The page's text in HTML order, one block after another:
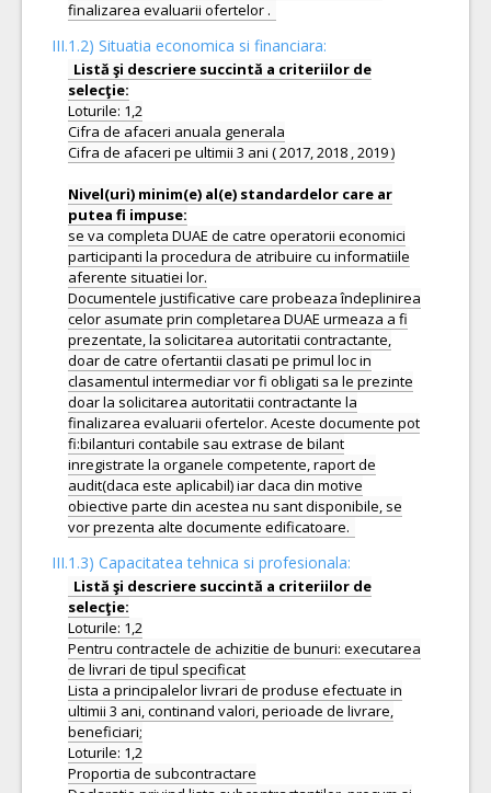
III.1.2) Situatia economica si financiara:
Listă şi descriere succintă a criteriilor de
Loturile: 1,2
Cifra de afaceri anuala generala
Cifra de afaceri pe ultimii 3 ani ( 2017, 2018 , 2019 )
Nivel(uri) minim(e) al(e) standardelor care ar
se va completa DUAE de catre operatorii economici
participanti la procedura de atribuire cu informatiile
aferente situatiei lor.
Documentele justificative care probeaza îndeplinirea
celor asumate prin completarea DUAE urmeaza a fi
prezentate, la solicitarea autoritatii contractante,
doar de catre ofertantii clasati pe primul loc in
clasamentul intermediar vor fi obligati sa le prezinte
doar la solicitarea autoritatii contractante la
finalizarea evaluarii ofertelor. Aceste documente pot
fi:bilanturi contabile sau extrase de bilant
inregistrate la organele competente, raport de
audit(daca este aplicabil) iar daca din motive
obiective parte din acestea nu sant disponibile, se
III.1.3) Capacitatea tehnica si profesionala:
Listă şi descriere succintă a criteriilor de
Loturile: 1,2
Pentru contractele de achizitie de bunuri: executarea
de livrari de tipul specificat
Lista a principalelor livrari de produse efectuate in
ultimii 3 ani, continand valori, perioade de livrare,
beneficiari;
Loturile: 1,2
Proportia de subcontractare